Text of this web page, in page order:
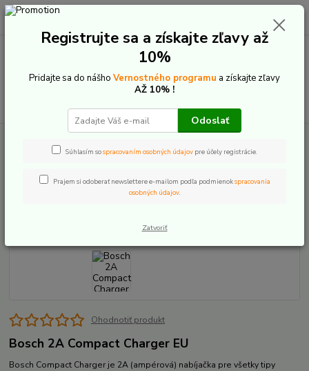
+421 907 20 22 33
0,00 €
Bosch 2A Compact Charger EU
Bosch 2A Compact Charger EU
Ohodnotiť produkt
Bosch 2A Compact Charger EU
Bosch Compact Charger je 2A (ampérová) nabíjačka pre všetky tipy
Registrujte sa a získajte zľavy až
10%
Pridajte sa do nášho Vernostného programu a získajte zľavy
AŽ 10% !
Odoslať
Súhlasím sospracovaním osobných údajov pre účely registrácie.
Prajem si odoberať newslettere e-mailom podľa podmienokspracovania
osobných údajov.
Zatvoriť